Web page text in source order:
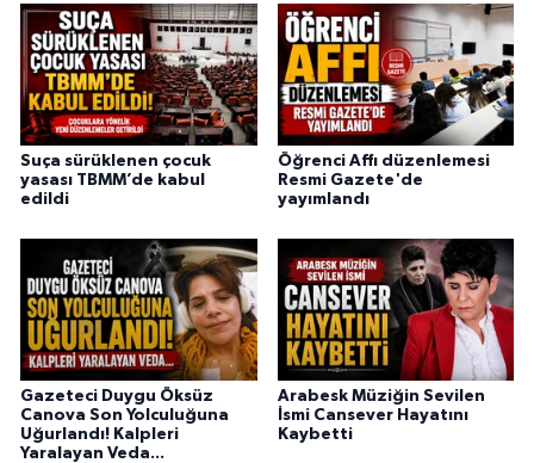
Suça sürüklenen çocuk
yasası TBMM’de kabul
edildi
Öğrenci Affı düzenlemesi
Resmi Gazete'de
yayımlandı
Gazeteci Duygu Öksüz
Canova Son Yolculuğuna
Uğurlandı! Kalpleri
Yaralayan Veda...
Arabesk Müziğin Sevilen
İsmi Cansever Hayatını
Kaybetti